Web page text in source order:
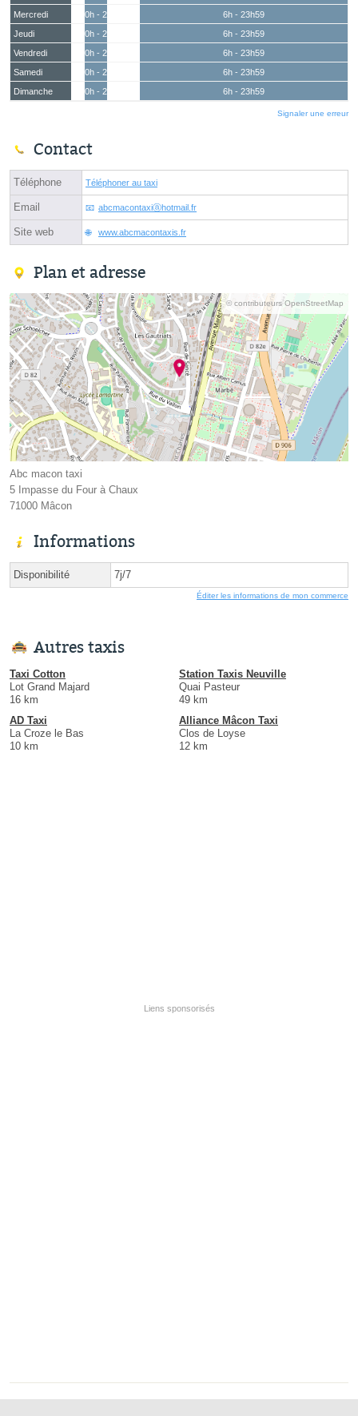
Mercredi
0h - 2h
6h - 23h59
Jeudi
0h - 2h
6h - 23h59
Vendredi
0h - 2h
6h - 23h59
Samedi
0h - 2h
6h - 23h59
Dimanche
0h - 2h 6h - 23h59
Signaler une erreur
Contact
Téléphone Téléphoner au taxi
Email abcmacontaxiⓐhotmail.fr
Site web www.abcmacontaxis.fr
Plan et adresse
© contributeurs OpenStreetMap
Abc macon taxi
5 Impasse du Four à Chaux
71000 Mâcon
Informations
Disponibilité 7j/7
Éditer les informations de mon commerce
Autres taxis
Taxi Cotton
Lot Grand Majard
16 km
Station Taxis Neuville
Quai Pasteur
49 km
AD Taxi
La Croze le Bas
10 km
Alliance Mâcon Taxi
Clos de Loyse
12 km